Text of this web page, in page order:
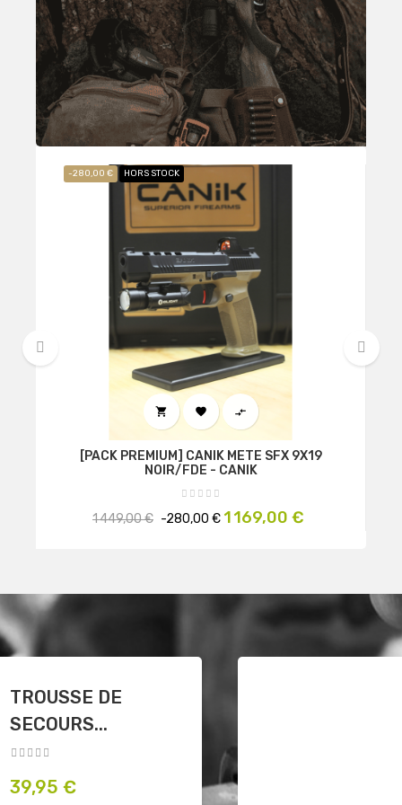
-280,00 € HORS STOCK
  
[PACK PREMIUM] CANIK METE SFX 9X19
NOIR/FDE - CANIK
Prix
1 449,00 € -280,00 € Prix
1 169,00 €
STEEL
Prix
132,90 €